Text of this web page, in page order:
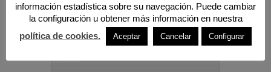
10:00 pm
información estadística sobre su navegación. Puede cambiar
la configuración u obtener más información en nuestra
política de cookies.
Aceptar Cancelar Configurar